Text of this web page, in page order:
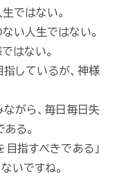
生ではない。
い人生ではない。
はない。
しているが、神様
がら、毎日毎日失
る。
目指すべきである」
いですね。